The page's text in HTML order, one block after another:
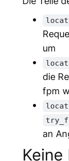
um
die
fpm
an